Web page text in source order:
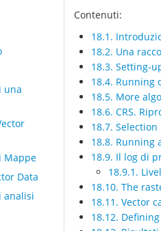
una
Mappe
Data
analisi
Contenuti:
18.1.
18.2. Una
18.3. Setting-
18.4. Running
18.5. More
18.6. CRS.
18.7. Selection
18.8. Running
18.9. Il log di
18.9.1.
18.10. The
18.11. Vector
18.12.